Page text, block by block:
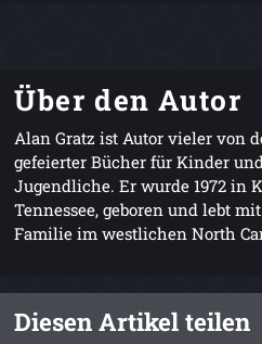
Über den Autor
Alan Gratz ist Autor vieler von
gefeierter Bücher für Kinder und
Jugendliche. Er wurde 1972 in
Tennessee, geboren und lebt
Familie im westlichen North
Diesen Artikel teilen